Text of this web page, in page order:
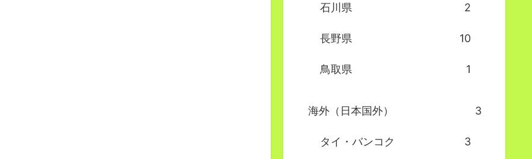
石川県 2
長野県 10
鳥取県 1
海外（日本国外） 3
タイ・バンコク 3